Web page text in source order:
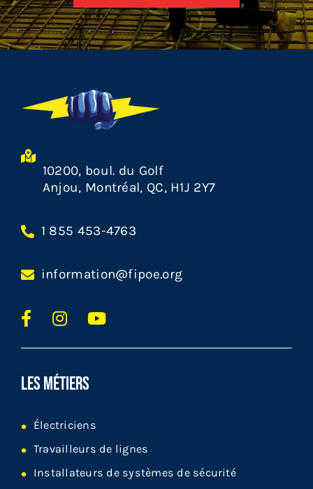
10200, boul. du Golf
Anjou, Montréal, QC, H1J 2Y7
1 855 453-4763
information@fipoe.org
LES MÉTIERS
Électriciens
Travailleurs de lignes
Installateurs de systèmes de sécurité